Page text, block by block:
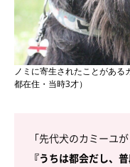
ノミに寄生されたことがあ
都在住・当時3才）
「先代犬のカミーユ
『うちは都会だし、